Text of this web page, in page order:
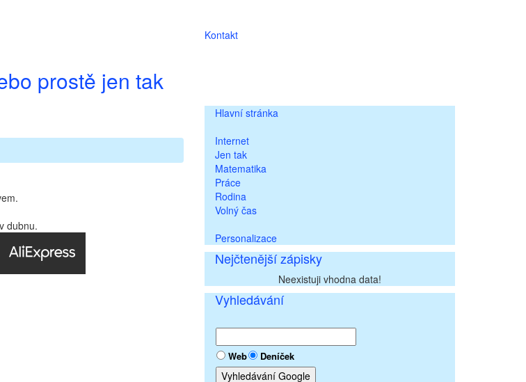
prostě jen tak
Kontakt
dubnu.
Hlavní stránka
Internet
Jen tak
Matematika
Práce
Rodina
Volný čas
Personalizace
Nejčtenější zápisky
Neexistuji vhodna data!
Vyhledávání
Web Deníček